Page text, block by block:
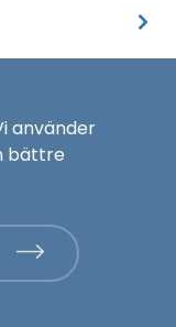
använder
bättre